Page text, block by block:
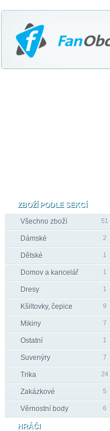
ZBOŽÍ PODLE SEKCÍ
Všechno zboží
51
Dámské 2
Dětské 1
Domov a kancelář 1
Dresy 1
Kšiltovky, čepice 9
Mikiny 7
Ostatní 1
Suvenýry 7
Trika 24
Zakázkové 5
Věrnostní body 6
HRÁČI